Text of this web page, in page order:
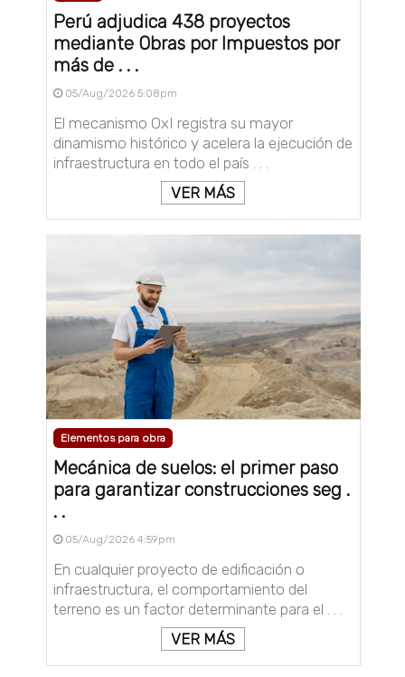
Perú adjudica 438 proyectos
mediante Obras por Impuestos por
más de . . .
05/Aug/2026 5:08pm
El mecanismo OxI registra su mayor
dinamismo histórico y acelera la ejecución de
infraestructura en todo el país . . .
VER MÁS
Elementos para obra
Mecánica de suelos: el primer paso
para garantizar construcciones seg .
. .
05/Aug/2026 4:59pm
En cualquier proyecto de edificación o
infraestructura, el comportamiento del
terreno es un factor determinante para el . . .
VER MÁS